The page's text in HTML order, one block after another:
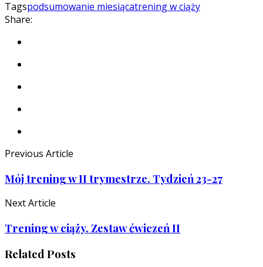
Tagspodsumowanie miesiącatrening w ciąży
Share:
Previous Article
Mój trening w II trymestrze. Tydzień 23-27
Next Article
Trening w ciąży. Zestaw ćwiczeń II
Related Posts